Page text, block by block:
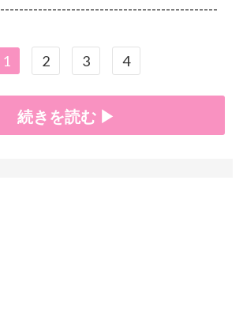
1 2 3 4
続きを読む ▶